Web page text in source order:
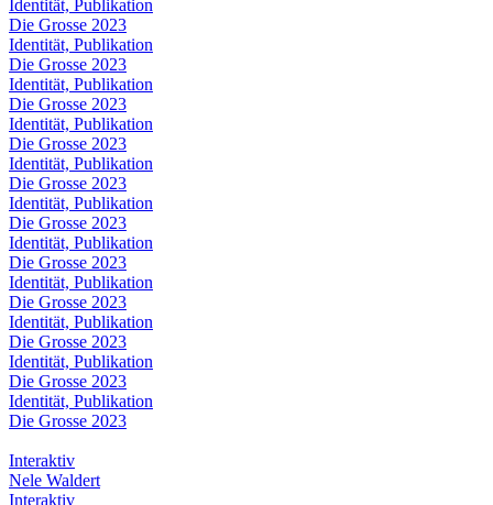
Identität, Publikation
Die Grosse 2023
Identität, Publikation
Die Grosse 2023
Identität, Publikation
Die Grosse 2023
Identität, Publikation
Die Grosse 2023
Identität, Publikation
Die Grosse 2023
Identität, Publikation
Die Grosse 2023
Identität, Publikation
Die Grosse 2023
Identität, Publikation
Die Grosse 2023
Identität, Publikation
Die Grosse 2023
Identität, Publikation
Die Grosse 2023
Identität, Publikation
Die Grosse 2023
Interaktiv
Nele Waldert
Interaktiv